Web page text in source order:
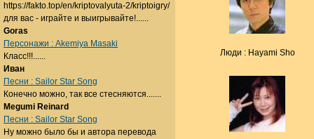
Люди : Hayami Sho
https://fakto.top/en/kriptovalyuta-2/kriptoigry/
для вас - играйте и выигрывайте!......
Goras
Персонажи : Akemiya Masaki
Класс!!!......
Иван
Песни : Sailor Star Song
Конечно можно, так все стесняются.......
Megumi Reinard
Песни : Sailor Star Song
Ну можно было бы и автора перевода